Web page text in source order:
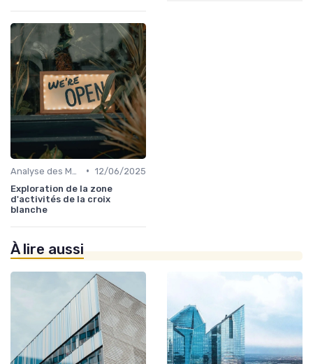
• 12/06/2025
Exploration de la zone
d'activités de la croix
blanche
À lire aussi